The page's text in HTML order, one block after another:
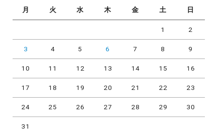
月 火 水 木 金 土 日
1 2
3 4 5 6 7 8 9
10 11 12 13 14 15 16
17 18 19 20 21 22 23
24 25 26 27 28 29 30
31